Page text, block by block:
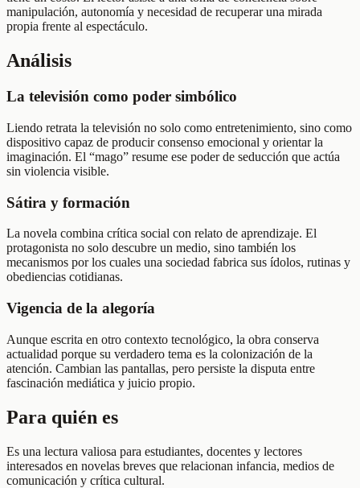
manipulación, autonomía y necesidad de recuperar una mirada
propia frente al espectáculo.
Análisis
La televisión como poder simbólico
Liendo retrata la televisión no solo como entretenimiento, sino como
dispositivo capaz de producir consenso emocional y orientar la
imaginación. El “mago” resume ese poder de seducción que actúa
sin violencia visible.
Sátira y formación
La novela combina crítica social con relato de aprendizaje. El
protagonista no solo descubre un medio, sino también los
mecanismos por los cuales una sociedad fabrica sus ídolos, rutinas y
obediencias cotidianas.
Vigencia de la alegoría
Aunque escrita en otro contexto tecnológico, la obra conserva
actualidad porque su verdadero tema es la colonización de la
atención. Cambian las pantallas, pero persiste la disputa entre
fascinación mediática y juicio propio.
Para quién es
Es una lectura valiosa para estudiantes, docentes y lectores
interesados en novelas breves que relacionan infancia, medios de
comunicación y crítica cultural.